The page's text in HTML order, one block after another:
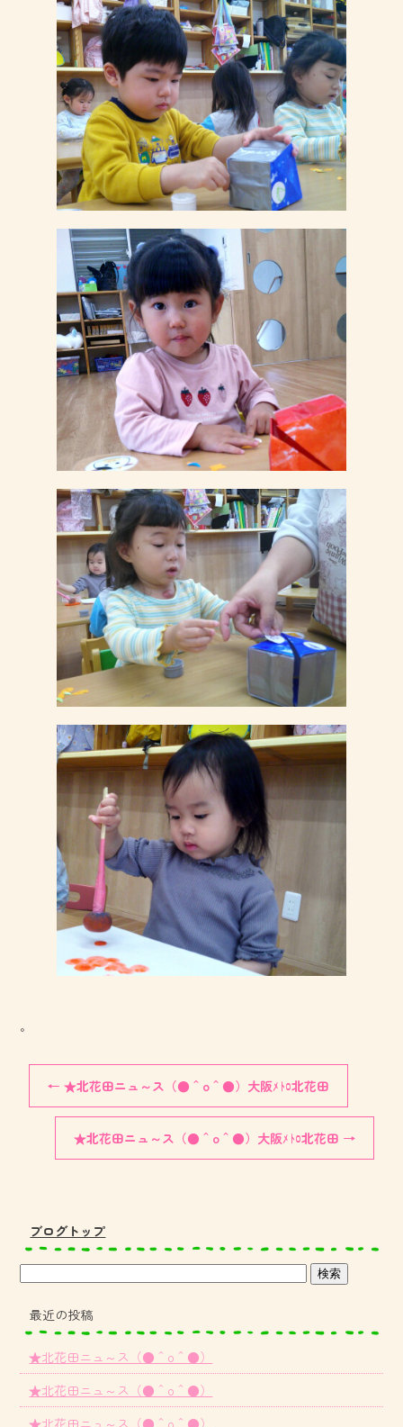
。
← ★北花田ニュ～ス（●＾o＾●）大阪ﾒﾄﾛ北花田
★北花田ニュ～ス（●＾o＾●）大阪ﾒﾄﾛ北花田 →
ブログトップ
最近の投稿
★北花田ニュ～ス（●＾o＾●）
★北花田ニュ～ス（●＾o＾●）
★北花田ニュ～ス（●＾o＾●）